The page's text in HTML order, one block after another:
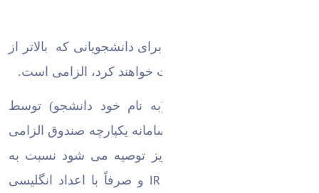
-ارائه گواهی کسر از حقوق برای دانشجویانی که بالاتر از
.
-ثبت شماره شبای بانکی (به نام خود دانشجو) توسط
دانشجویان متقاضی وام در سامانه یکپارچه صندوق الزامی
است. لذا به دانشجویان عزیز توصیه می شود نسبت به
IR و صرفاً با اعداد انگلیسی